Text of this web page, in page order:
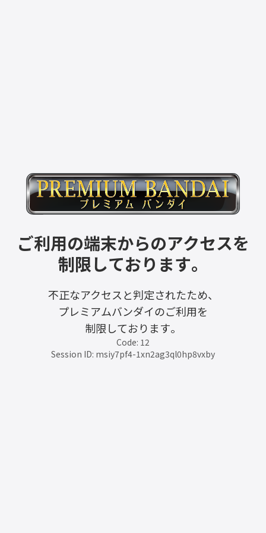
ご利用の端末からのアクセスを
制限しております。
不正なアクセスと判定されたため、
プレミアムバンダイのご利用を
制限しております。
Code: 12
Session ID: msiy7pf4-1xn2ag3ql0hp8vxby